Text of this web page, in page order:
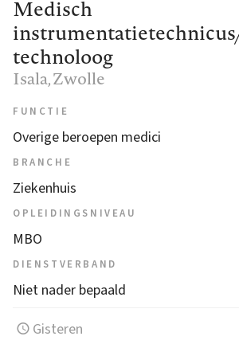
Medisch
technoloog
Isala, Zwolle
FUNCTIE
Overige beroepen medici
BRANCHE
Ziekenhuis
OPLEIDINGSNIVEAU
MBO
DIENSTVERBAND
Niet nader bepaald
Gisteren